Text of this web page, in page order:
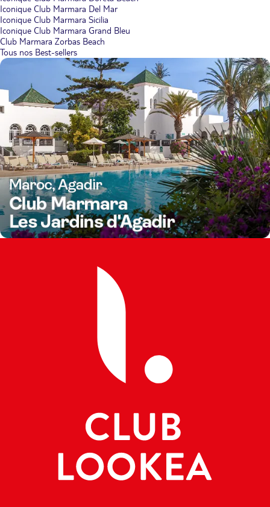
Iconique Club Marmara Del Mar
Iconique Club Marmara Sicilia
Iconique Club Marmara Grand Bleu
Club Marmara Zorbas Beach
Tous nos Best-sellers